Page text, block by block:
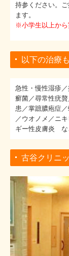
以下の治療
急性・慢性湿疹
癬菌／尋常性疣
患／掌蹠膿疱症
／ウオノメ／ニ
ギー性皮膚炎 な
古谷クリニ
持参ください。
ます。
※小学生以上から